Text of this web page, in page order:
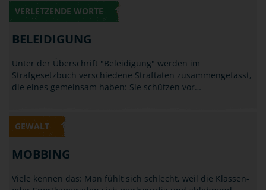
VERLETZENDE WORTE
BELEIDIGUNG
Unter der Überschrift "Beleidigung" werden im
Strafgesetzbuch verschiedene Straftaten zusammengefasst,
die eines gemeinsam haben: Sie schützen vor…
GEWALT
MOBBING
Viele kennen das: Man fühlt sich schlecht, weil die Klassen-